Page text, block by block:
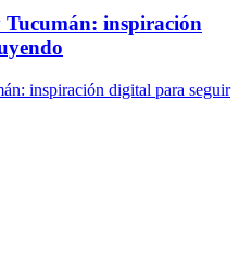
Tucumán: inspiración
inspiración digital para seguir